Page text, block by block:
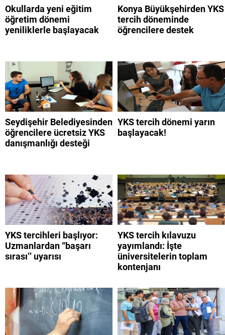
Okullarda yeni eğitim
öğretim dönemi
yeniliklerle başlayacak
Konya Büyükşehirden YKS
tercih döneminde
öğrencilere destek
Seydişehir Belediyesinden
öğrencilere ücretsiz YKS
danışmanlığı desteği
YKS tercih dönemi yarın
başlayacak!
YKS tercihleri başlıyor:
Uzmanlardan “başarı
sırası’’ uyarısı
YKS tercih kılavuzu
yayımlandı: İşte
üniversitelerin toplam
kontenjanı